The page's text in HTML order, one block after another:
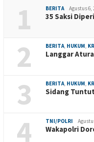
1 BERITA Agustus 6,
35 Saksi
2 BERITA, HUKUM,
Langgar
3 BERITA, HUKUM,
Sidang
4 TNI/POLRI
Wakapolri